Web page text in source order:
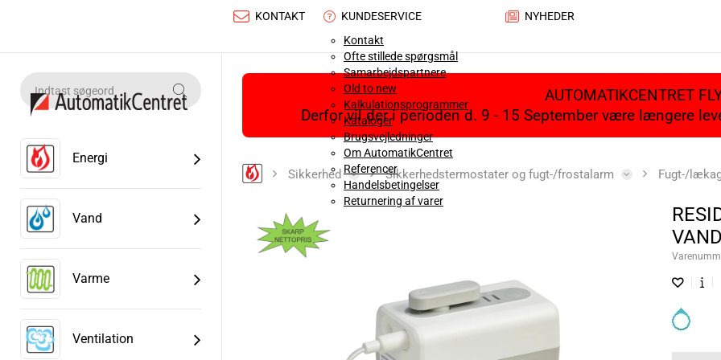
KONTAKT
KUNDESERVICE
Kontakt
Ofte stillede spørgsmål
Samarbejdspartnere
Old to new
Kalkulationsprogrammer
Kataloger
Brugsvejledninger
Om AutomatikCentret
Referencer
Handelsbetingelser
Returnering af varer
NYHEDER
Energi
Vand
Varme
Ventilation
AUTOMATIKCENTRET
Derfor vil der i perioden d. 9 - 15 September være længere
Sikkerhed Sikkerhedstermostater og fugt-/frostalarm Fugt-/